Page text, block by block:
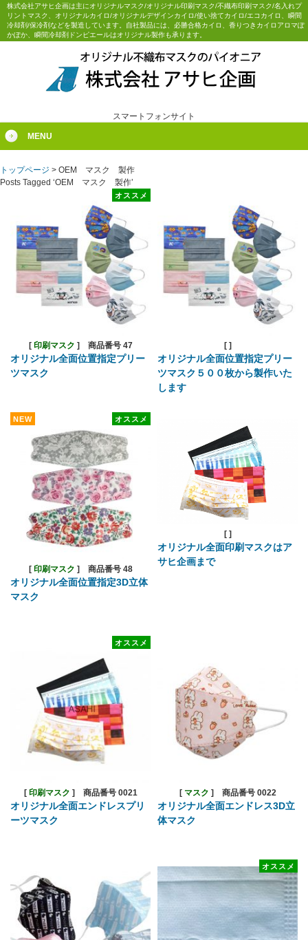
株式会社アサヒ企画は主にオリジナルマスク/オリジナル印刷マスク/不織布印刷マスク/名入れプ
リントマスク、オリジナルカイロ/オリジナルデザインカイロ/使い捨てカイロ/エコカイロ、瞬間
冷却剤/保冷剤などを製造しています。自社製品には、必勝合格カイロ、香りつきカイロアロマぽ
かぽか、瞬間冷却剤ドンピエールはオリジナル製作も承ります。
スマートフォンサイト
MENU
トップページ > OEM マスク 製作
Posts Tagged ‘OEM マスク 製作’
オススメ
[ 印刷マスク ] 商品番号 47
オリジナル全面位置指定プリー
ツマスク
[ ]
オリジナル全面位置指定プリー
ツマスク５００枚から製作いた
します
NEW オススメ
[ 印刷マスク ] 商品番号 48
オリジナル全面位置指定3D立体
マスク
[ ]
オリジナル全面印刷マスクはア
サヒ企画まで
オススメ
[ 印刷マスク ] 商品番号 0021
オリジナル全面エンドレスプリ
ーツマスク
[ マスク ] 商品番号 0022
オリジナル全面エンドレス3D立
体マスク
オススメ